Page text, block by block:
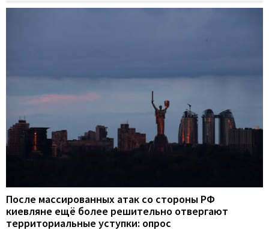
После массированных атак со стороны РФ
киевляне ещё более решительно отвергают
территориальные уступки: опрос